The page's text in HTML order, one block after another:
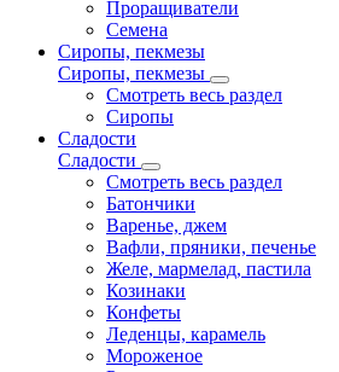
Проращиватели
Семена
Сиропы, пекмезы
Сиропы, пекмезы
Смотреть весь раздел
Сиропы
Сладости
Сладости
Смотреть весь раздел
Батончики
Варенье, джем
Вафли, пряники, печенье
Желе, мармелад, пастила
Козинаки
Конфеты
Леденцы, карамель
Мороженое